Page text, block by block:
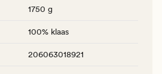
1750 g
100% klaas
206063018921